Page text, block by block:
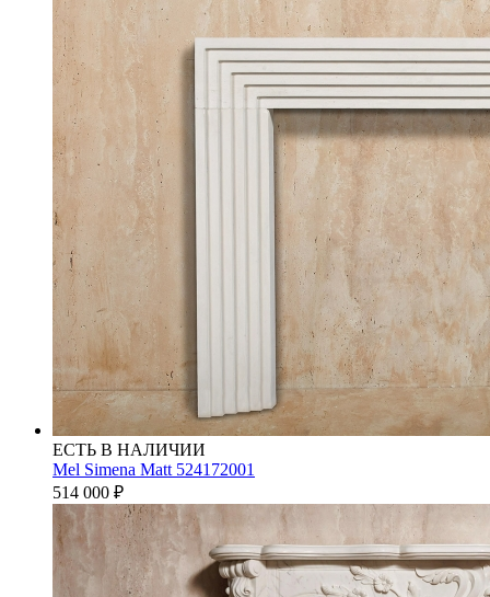
ЕСТЬ В НАЛИЧИИ
Mel Simena Matt 524172001
514 000 ₽